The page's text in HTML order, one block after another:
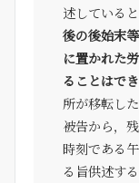
述している
後の後始末
に置かれた
ることはで
所が移転し
被告から，
時刻である
る旨供述す